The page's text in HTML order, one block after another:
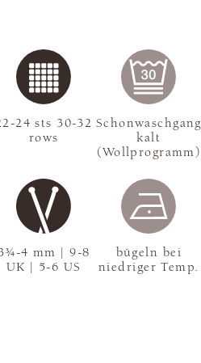
4 mm | 9-8
UK | 5-6 US
24 sts 30-32
rows
Schonwaschgang
kalt
(Wollprogramm)
bügeln bei
niedriger Temp.